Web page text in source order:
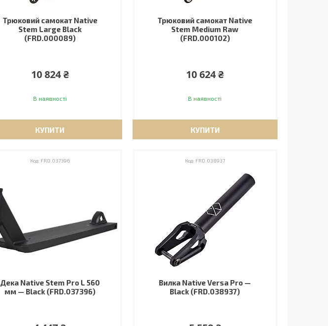
Трюковий самокат Native
Stem Large Black
(FRD.000089)
10 824 ₴
В наявності
КУПИТИ
Трюковий самокат Native
Stem Medium Raw
(FRD.000102)
10 624 ₴
В наявності
КУПИТИ
FRD.037396
Дека Native Stem Pro L 560
мм — Black (FRD.037396)
FRD.038937
Вилка Native Versa Pro —
Black (FRD.038937)